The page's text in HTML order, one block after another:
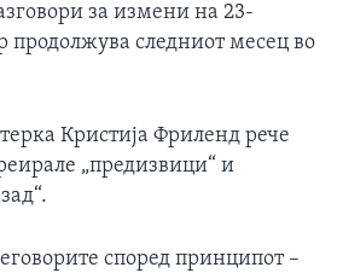
за измени на 23-
продолжува следниот месец во
Кристија Фриленд рече
„предизвици“ и
според принципот –